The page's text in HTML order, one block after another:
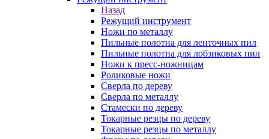
Назад
Режущий инструмент
Ножи по металлу
Пильные полотна для ленточных пил
Пильные полотна для лобзиковых пил
Ножи к пресс-ножницам
Роликовые ножи
Сверла по дереву
Сверла по металлу
Стамески по дереву
Токарные резцы по дереву
Токарные резцы по металлу